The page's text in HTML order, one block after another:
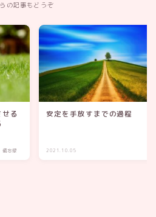
の記事もどうぞ
る
備忘録
安定を手放すまでの過程
2021.10.05